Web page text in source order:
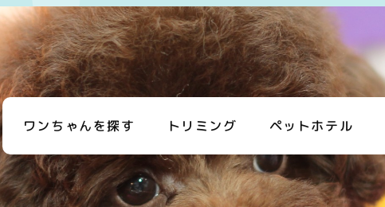
ワンちゃんを探す トリミング ペットホテル